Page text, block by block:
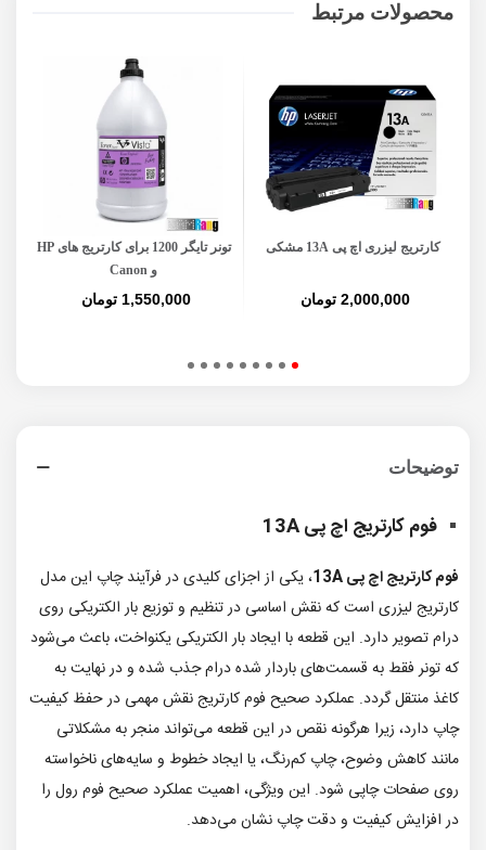
محصولات مرتبط
کارتریج لیزری اچ پی 13A مشکی
2,000,000 تومان
تونر تایگر 1200 برای کارتریج های HP
و Canon
1,550,000 تومان
توضیحات
فوم کارتریج اچ پی 13A
فوم کارتریج اچ پی 13A
، یکی از اجزای کلیدی در فرآیند چاپ این مدل
کارتریج لیزری است که نقش اساسی در تنظیم و توزیع بار الکتریکی روی
درام تصویر دارد. این قطعه با ایجاد بار الکتریکی یکنواخت، باعث می‌شود
که تونر فقط به قسمت‌های باردار شده درام جذب شده و در نهایت به
کاغذ منتقل گردد. عملکرد صحیح فوم کارتریج نقش مهمی در حفظ کیفیت
چاپ دارد، زیرا هرگونه نقص در این قطعه می‌تواند منجر به مشکلاتی
مانند کاهش وضوح، چاپ کم‌رنگ، یا ایجاد خطوط و سایه‌های ناخواسته
روی صفحات چاپی شود. این ویژگی، اهمیت عملکرد صحیح فوم رول را
در افزایش کیفیت و دقت چاپ نشان می‌دهد.